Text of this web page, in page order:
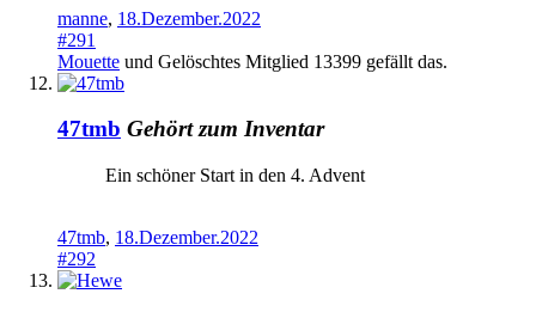
manne, 18.Dezember.2022
#291
Mouette und Gelöschtes Mitglied 13399 gefällt das.
47tmb Gehört zum Inventar
Ein schöner Start in den 4. Advent
47tmb, 18.Dezember.2022
#292